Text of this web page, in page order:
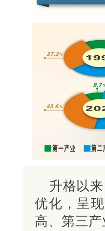
升格以
优化，呈
高、第三